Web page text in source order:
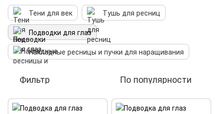
Тени для век
Тушь для ресниц
Подводки для глаз
Накладные ресницы и пучки для наращивания
Фильтр По популярности